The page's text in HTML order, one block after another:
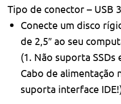
Tipo de conector – USB
Conecte um disco
de 2,5″ ao seu
(1. Não suporta SSDs
Cabo de alimentação
suporta interface